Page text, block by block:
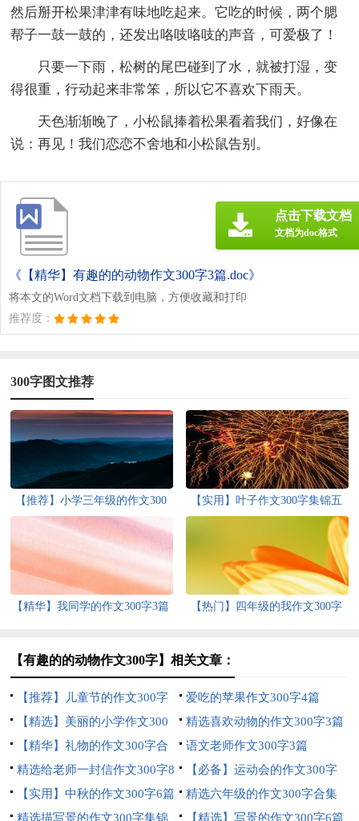
然后掰开松果津津有味地吃起来。它吃的时候，两个腮
帮子一鼓一鼓的，还发出咯吱咯吱的声音，可爱极了！
只要一下雨，松树的尾巴碰到了水，就被打湿，变
得很重，行动起来非常笨，所以它不喜欢下雨天。
天色渐渐晚了，小松鼠捧着松果看着我们，好像在
说：再见！我们恋恋不舍地和小松鼠告别。
《【精华】有趣的的动物作文300字3篇.doc》
将本文的Word文档下载到电脑，方便收藏和打印
推荐度：
点击下载文档
文档为doc格式
300字图文推荐
【推荐】小学三年级的作文300
字9篇
【实用】叶子作文300字集锦五
【精华】我同学的作文300字3篇
【热门】四年级的我作文300字
【有趣的的动物作文300字】相关文章：
【推荐】儿童节的作文300字
四篇
爱吃的苹果作文300字4篇
【精选】美丽的小学作文300
字4篇
精选喜欢动物的作文300字3篇
【精华】礼物的作文300字合
集10篇
语文老师作文300字3篇
精选给老师一封信作文300字8
篇
【必备】运动会的作文300字
六篇
【实用】中秋的作文300字6篇
精选六年级的作文300字合集
五篇
精选描写景的作文300字集锦 【精选】写景的作文300字6篇